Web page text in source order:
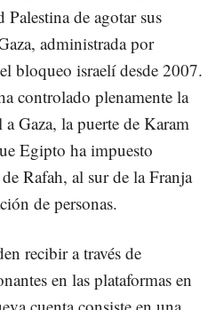
de agotar sus
administrada por
bloqueo israelí desde 2007.
controlado plenamente la
Gaza, la puerte de Karam
Egipto ha impuesto
Rafah, al sur de la Franja
de personas.
recibir a través de
en las plataformas en